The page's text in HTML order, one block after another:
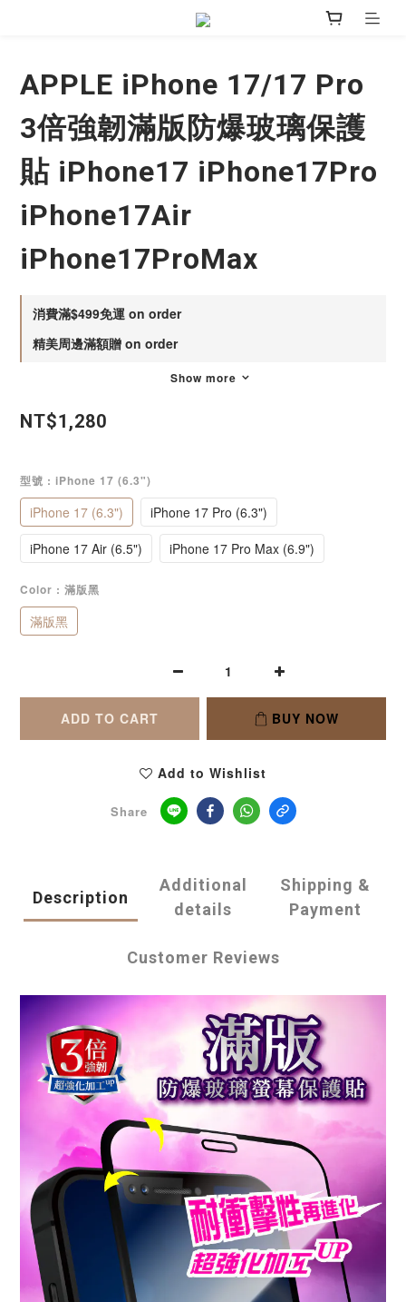
APPLE iPhone 17/17 Pro
3倍強韌滿版防爆玻璃保護
貼 iPhone17 iPhone17Pro
iPhone17Air
iPhone17ProMax
消費滿$499免運 on order
精美周邊滿額贈 on order
Show more
NT$1,280
型號 : iPhone 17 (6.3")
iPhone 17 (6.3")
iPhone 17 Pro (6.3")
iPhone 17 Air (6.5")
iPhone 17 Pro Max (6.9")
Color : 滿版黑
滿版黑
ADD TO CART BUY NOW
Add to Wishlist
Share
Description
Additional
details
Shipping &
Payment
Customer Reviews